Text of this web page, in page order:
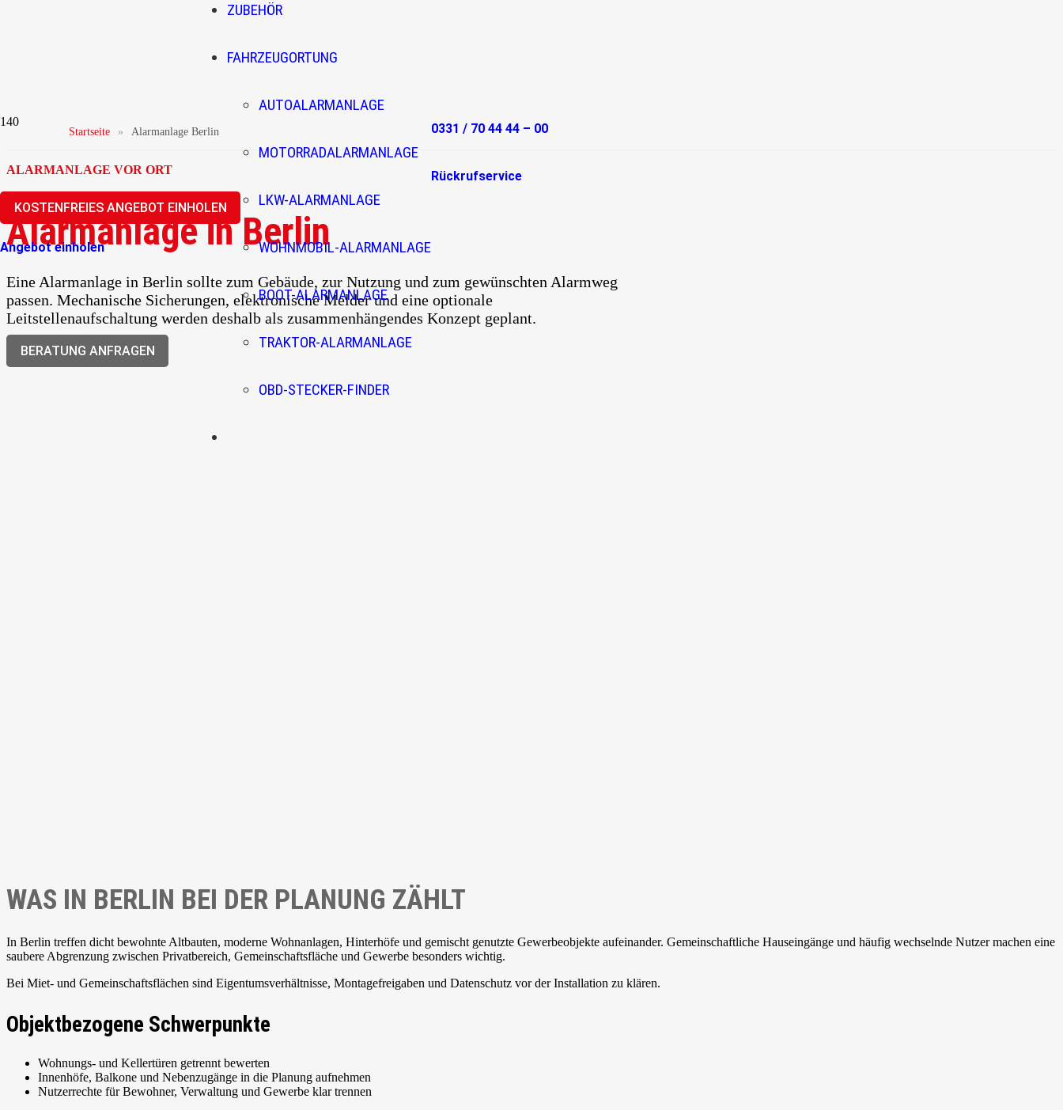
ZUBEHÖR
FAHRZEUGORTUNG
AUTOALARMANLAGE
MOTORRADALARMANLAGE
LKW-ALARMANLAGE
WOHNMOBIL-ALARMANLAGE
BOOT-ALARMANLAGE
TRAKTOR-ALARMANLAGE
OBD-STECKER-FINDER
0331 / 70 44 44 – 00
Rückrufservice
KOSTENFREIES ANGEBOT EINHOLEN
Angebot einholen
Startseite » Alarmanlage Berlin
ALARMANLAGE VOR ORT
Alarmanlage in Berlin
Eine Alarmanlage in Berlin sollte zum Gebäude, zur Nutzung und zum gewünschten Alarmweg
passen. Mechanische Sicherungen, elektronische Melder und eine optionale
Leitstellenaufschaltung werden deshalb als zusammenhängendes Konzept geplant.
BERATUNG ANFRAGEN
WAS IN BERLIN BEI DER PLANUNG ZÄHLT
In Berlin treffen dicht bewohnte Altbauten, moderne Wohnanlagen, Hinterhöfe und gemischt genutzte Gewerbeobjekte aufeinander. Gemeinschaftliche Hauseingänge und häufig wechselnde Nutzer machen eine
saubere Abgrenzung zwischen Privatbereich, Gemeinschaftsfläche und Gewerbe besonders wichtig.
Bei Miet- und Gemeinschaftsflächen sind Eigentumsverhältnisse, Montagefreigaben und Datenschutz vor der Installation zu klären.
Objektbezogene Schwerpunkte
Wohnungs- und Kellertüren getrennt bewerten
Innenhöfe, Balkone und Nebenzugänge in die Planung aufnehmen
Nutzerrechte für Bewohner, Verwaltung und Gewerbe klar trennen